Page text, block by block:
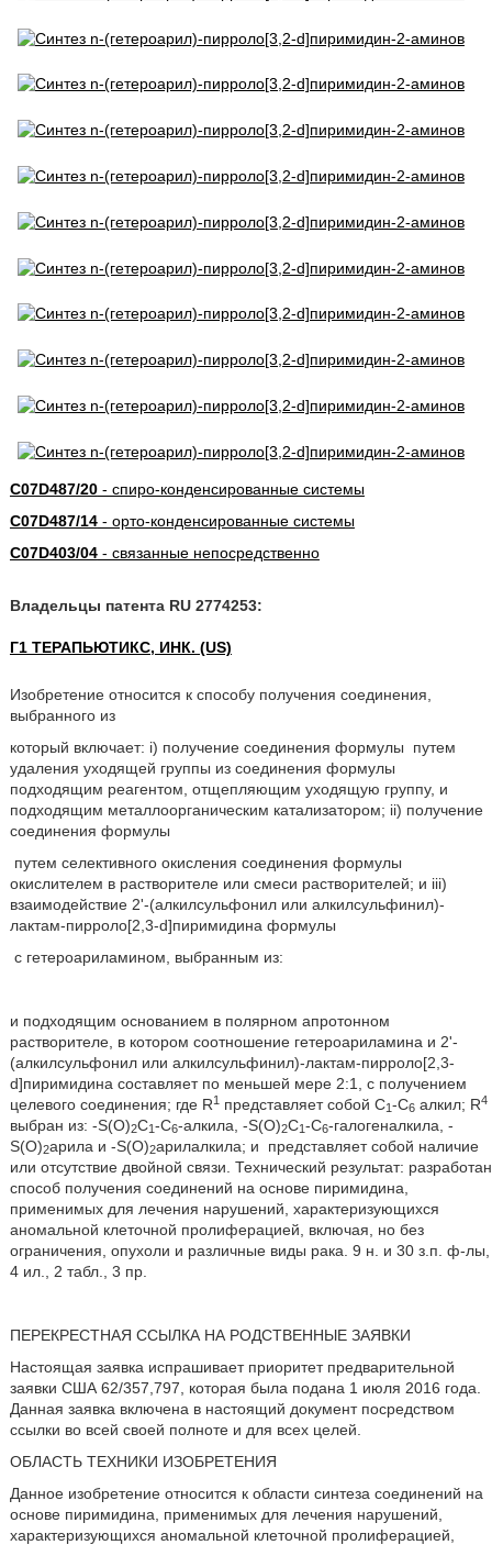
C07D487/20- спиро-конденсированные системы
C07D487/14- орто-конденсированные системы
C07D403/04- связанные непосредственно
Владельцы патента RU 2774253:
Г1 ТЕРАПЬЮТИКС, ИНК. (US)
Изобретение относится к способу получения соединения,
выбранного из
который включает: i) получение соединения формулы
путем
удаления уходящей группы из соединения формулы
подходящим реагентом, отщепляющим уходящую группу, и
подходящим металлоорганическим катализатором; ii) получение
соединения формулы
путем селективного окисления соединения формулы
окислителем в растворителе или смеси растворителей; и iii)
взаимодействие 2'-(алкилсульфонил или алкилсульфинил)-
лактам-пирроло[2,3-d]пиримидина формулы
с гетероариламином, выбранным из:
и подходящим основанием в полярном апротонном
растворителе, в котором соотношение гетероариламина и 2'-
(алкилсульфонил или алкилсульфинил)-лактам-пирроло[2,3-
d]пиримидина составляет по меньшей мере 2:1, с получением
целевого соединения; где R1представляет собой C1-C6алкил; R4
выбран из: -S(O)2С1-С6-алкила, -S(O)2С1-С6-галогеналкила, -
S(O)2арила и -S(О)2арилалкила; и
представляет собой наличие
или отсутствие двойной связи. Технический результат: разработан
способ получения соединений на основе пиримидина,
применимых для лечения нарушений, характеризующихся
аномальной клеточной пролиферацией, включая, но без
ограничения, опухоли и различные виды рака. 9 н. и 30 з.п. ф-лы,
4 ил., 2 табл., 3 пр.
ПЕРЕКРЕСТНАЯ ССЫЛКА НА РОДСТВЕННЫЕ ЗАЯВКИ
Настоящая заявка испрашивает приоритет предварительной
заявки США 62/357,797, которая была подана 1 июля 2016 года.
Данная заявка включена в настоящий документ посредством
ссылки во всей своей полноте и для всех целей.
ОБЛАСТЬ ТЕХНИКИ ИЗОБРЕТЕНИЯ
Данное изобретение относится к области синтеза соединений на
основе пиримидина, применимых для лечения нарушений,
характеризующихся аномальной клеточной пролиферацией,